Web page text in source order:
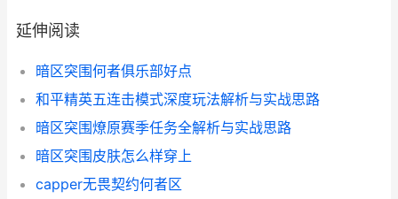
延伸阅读
暗区突围何者俱乐部好点
和平精英五连击模式深度玩法解析与实战思路
暗区突围燎原赛季任务全解析与实战思路
暗区突围皮肤怎么样穿上
capper无畏契约何者区